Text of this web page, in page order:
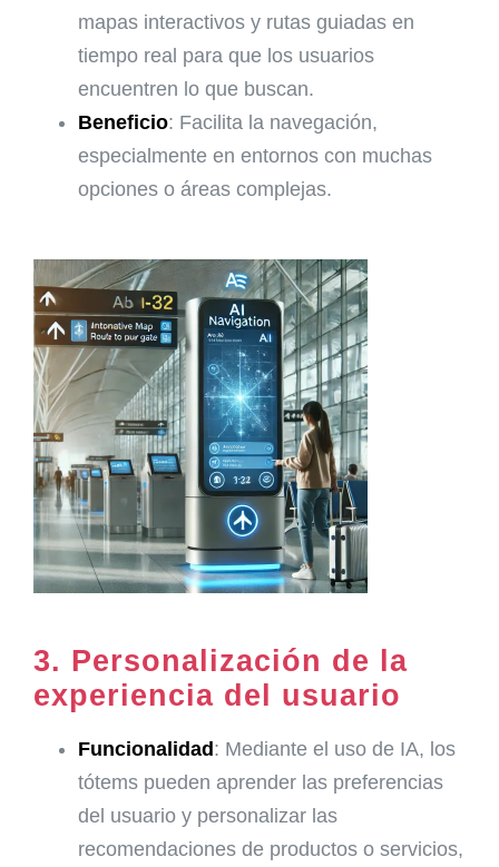
mapas interactivos y rutas guiadas en
tiempo real para que los usuarios
encuentren lo que buscan.
Beneficio: Facilita la navegación,
especialmente en entornos con muchas
opciones o áreas complejas.
3. Personalización de la
experiencia del usuario
Funcionalidad: Mediante el uso de IA, los
tótems pueden aprender las preferencias
del usuario y personalizar las
recomendaciones de productos o servicios,